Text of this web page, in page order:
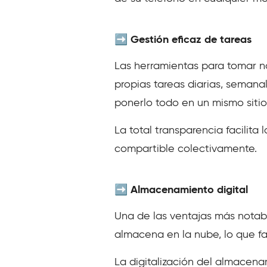
➡️ Gestión eficaz de tareas
Las herramientas para tomar
propias tareas diarias,
ponerlo todo en un mismo
La total transparencia facilita
compartible colectivamente.
➡️ Almacenamiento digital
Una de las ventajas más
almacena en la nube, lo que
La digitalización del